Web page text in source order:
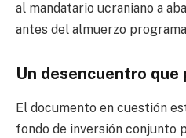
al mandatario ucraniano a
antes del almuerzo
Un desencuentro
El documento en cuestión
fondo de inversión conjunto